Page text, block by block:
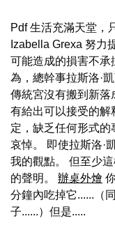
Pdf 生活充滿天堂，
Izabella Grexa 努力
可能造成的損害不承
為，總幹事拉斯洛·
傳統宮沒有搬到新落
有給出可以接受的解
定，缺乏任何形式
哀悼。 即使拉斯洛·
我的觀點。 但至少
的聲明。 辦桌外燴
分鐘內吃掉它......（
子......）但是.....